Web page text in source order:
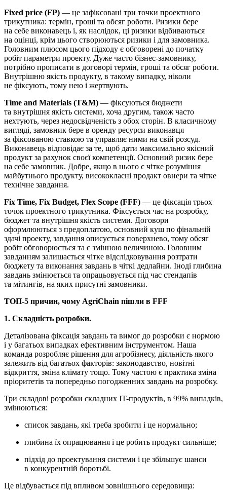
Fixed price (FP) — це зафіксовані три точки проектного
трикутника: термін, гроші та обсяг роботи. Ризики бере
на себе виконавець і, як наслідок, ці ризики відбиваються
на оцінці, крім цього створюються ризики і для замовника.
Головним плюсом цього підходу є обговорені до початку
робіт параметри проекту. Дуже часто бізнес-замовнику,
потрібно прописати в договорі термін, гроші та обсяг роботи.
Внутрішню якість продукту, в такому випадку, ніколи
не фіксують, тому нею і жертвують.
Time and Materials (T&M) — фіксуються бюджети
та внутрішня якість системи, хоча другим, також часто
нехтують, через недосвідченість з обох сторін. В класичному
вигляді, замовник бере в оренду ресурси виконавця
за фіксованою ставкою та управляє ними на свій розсуд.
Виконавець відповідає за те, щоб дати максимально якісний
продукт за рахунок своєї компетенції. Основний ризик бере
на себе замовник. Добре, якщо в нього є чітке розуміння
майбутнього продукту, висококласні продакт овнери та чітке
технічне завдання.
Fix Time, Fix Budget, Flex Scope (FFF) — це фіксація трьох
точок проектного трикутника. Фіксується час на розробку,
бюджет та внутрішня якість системи. Договори
оформлюються з предоплатою, основний куш по фінальній
здачі проекту, завдання описується поверхнево, тому обсяг
робіт обговорюється та є змінною величиною. Головним
завданням залишається чітке відслідковування розтрати
бюджету та виконання завдань в чіткі дедлайни. Іноді глибина
завдань змінюється та опрацьовується під час стендапів
та мітингів, на яких присутні замовники.
ТОП-5 причин, чому AgriChain пішли в FFF
1. Складність розробки.
Деталізована фіксація завдань та вимог до розробки є нормою
і у багатьох випадках ефективним інструментом. Наша
команда розробляє рішення для агробізнесу, діяльність якого
залежить від багатьох факторів: законодавство, новітні
відкриття, зміна клімату тощо. Тому частою є практика зміна
пріоритетів та попередньо погодженних завдань на розробку.
Три складові розробки складних IT-продуктів, в 99% випадків,
змінюються:
список завдань, які треба зробити і це нормально;
глибина їх опрацювання і це робить продукт сильніше;
підхід до проектування системи і це збільшує шанси
в конкурентній боротьбі.
Це відбувається під впливом зовнішнього середовища: